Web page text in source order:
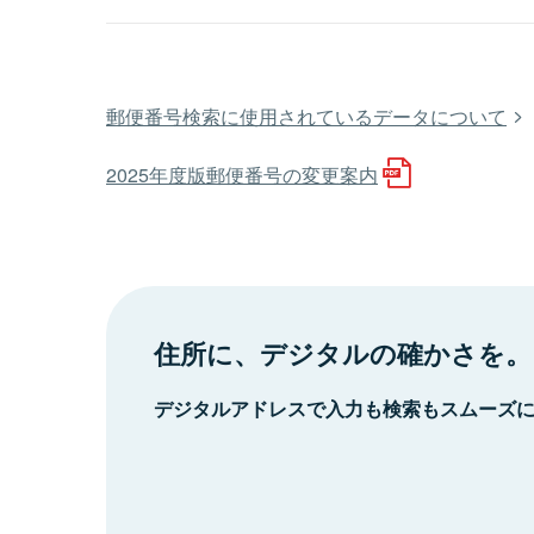
郵便番号検索に使用されているデータについて
2025年度版郵便番号の変更案内
住所に、デジタルの確かさを。
デジタルアドレスで入力も検索もスムーズ